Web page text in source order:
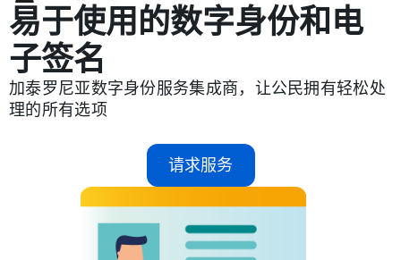
易于使用的数字身份和电
子签名
加泰罗尼亚数字身份服务集成商，让公民拥有轻松处
理的所有选项
请求服务